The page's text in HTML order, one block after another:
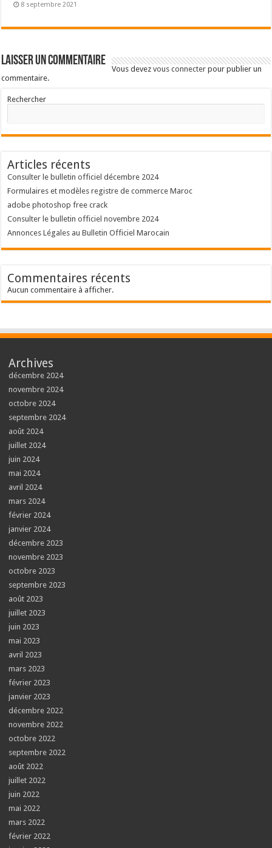
8 septembre 2021
Laisser un commentaire
Vous devezvous connecter pour publier un
commentaire.
Rechercher
Articles récents
Consulter le bulletin officiel décembre 2024
Formulaires et modèles registre de commerce Maroc
adobe photoshop free crack
Consulter le bulletin officiel novembre 2024
Annonces Légales au Bulletin Officiel Marocain
Commentaires récents
Aucun commentaire à afficher.
Archives
décembre 2024
novembre 2024
octobre 2024
septembre 2024
août 2024
juillet 2024
juin 2024
mai 2024
avril 2024
mars 2024
février 2024
janvier 2024
décembre 2023
novembre 2023
octobre 2023
septembre 2023
août 2023
juillet 2023
juin 2023
mai 2023
avril 2023
mars 2023
février 2023
janvier 2023
décembre 2022
novembre 2022
octobre 2022
septembre 2022
août 2022
juillet 2022
juin 2022
mai 2022
mars 2022
février 2022